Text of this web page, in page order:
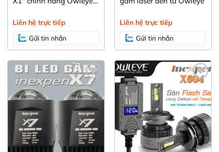
như Vf3, MG, Santafe hay
Fortune
Liên hệ trực tiếp
Gửi tin nhắn
Liên hệ trực tiếp
Gửi tin nhắn
Yêu
thích
Yêu
thích